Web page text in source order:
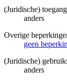
(Juridische)
anders
Overige
geen
(Juridische)
anders